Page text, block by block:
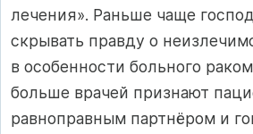
лечения». Раньше чаще
скрывать правду о
в особенности больного
больше врачей признают
равноправным партнёром и